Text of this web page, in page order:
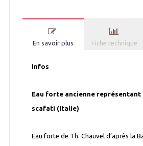
En savoir plus Fiche technique
Infos
Eau forte ancienne représentant
scafati (Italie)
Eau forte de Th. Chauvel d’après la